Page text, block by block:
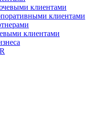
клиентами
клиентами
клиентами